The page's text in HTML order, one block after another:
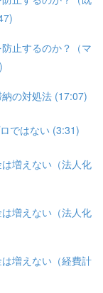
止するのか？（マ
の対処法 (17:07)
ではない (3:31)
増えない（法人化
増えない（法人化
増えない（経費計